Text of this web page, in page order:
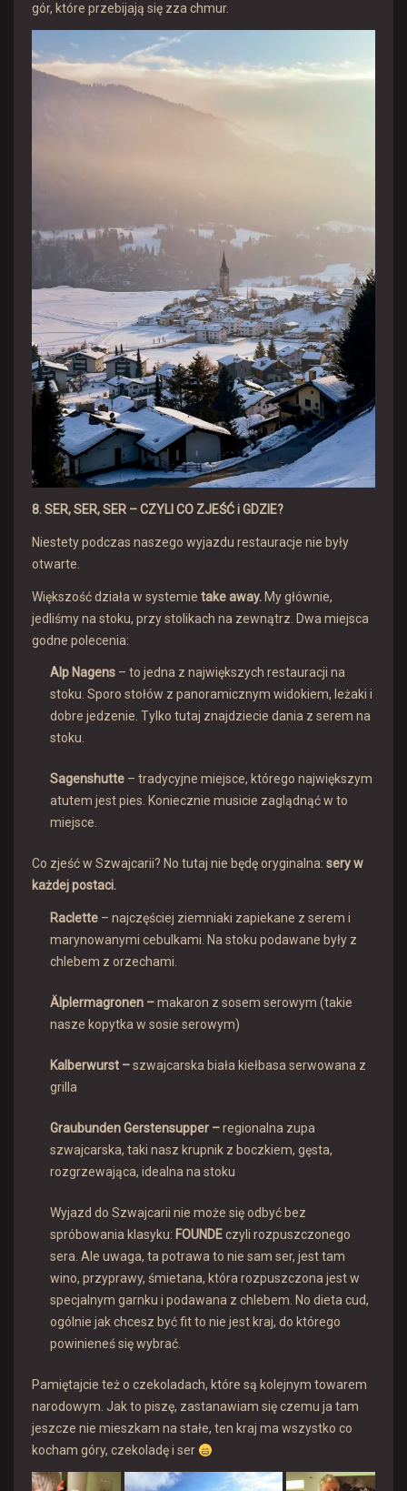
gór, które przebijają się zza chmur.
8. SER, SER, SER – CZYLI CO ZJEŚĆ i GDZIE?
Niestety podczas naszego wyjazdu restauracje nie były
otwarte.
Większość działa w systemie take away.My głównie,
jedliśmy na stoku, przy stolikach na zewnątrz. Dwa miejsca
godne polecenia:
Alp Nagens – to jedna z największych restauracji na
stoku. Sporo stołów z panoramicznym widokiem, leżaki i
dobre jedzenie. Tylko tutaj znajdziecie dania z serem na
stoku.
Sagenshutte – tradycyjne miejsce, którego największym
atutem jest pies. Koniecznie musicie zaglądnąć w to
miejsce.
Co zjeść w Szwajcarii? No tutaj nie będę oryginalna: sery w
każdej postaci.
Raclette – najczęściej ziemniaki zapiekane z serem i
marynowanymi cebulkami. Na stoku podawane były z
chlebem z orzechami.
Älplermagronen –makaron z sosem serowym (takie
nasze kopytka w sosie serowym)
Kalberwurst –szwajcarska biała kiełbasa serwowana z
grilla
Graubunden Gerstensupper –regionalna zupa
szwajcarska, taki nasz krupnik z boczkiem, gęsta,
rozgrzewająca, idealna na stoku
Wyjazd do Szwajcarii nie może się odbyć bez
spróbowania klasyku: FOUNDEczyli rozpuszczonego
sera. Ale uwaga, ta potrawa to nie sam ser, jest tam
wino, przyprawy, śmietana, która rozpuszczona jest w
specjalnym garnku i podawana z chlebem. No dieta cud,
ogólnie jak chcesz być fit to nie jest kraj, do którego
powinieneś się wybrać.
Pamiętajcie też o czekoladach, które są kolejnym towarem
narodowym. Jak to piszę, zastanawiam się czemu ja tam
jeszcze nie mieszkam na stałe, ten kraj ma wszystko co
kocham góry, czekoladę i ser